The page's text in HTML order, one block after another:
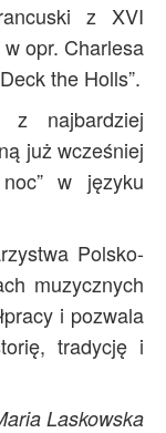
z XVI
opr. Charlesa
the Holls”.
z najbardziej
już wcześniej
w języku
Polsko-
muzycznych
i pozwala
tradycję i
Laskowska